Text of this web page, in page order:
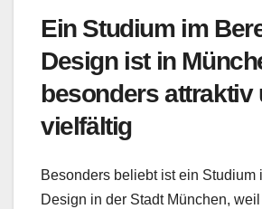
Ein Studium im
Design ist in
besonders attraktiv
vielfältig
Besonders beliebt ist ein Studium
Design in der Stadt München,